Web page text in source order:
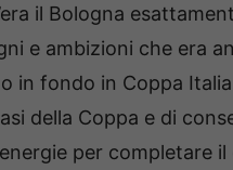
il Bologna
e ambizioni che era
in fondo in Coppa
della Coppa e di
per completare